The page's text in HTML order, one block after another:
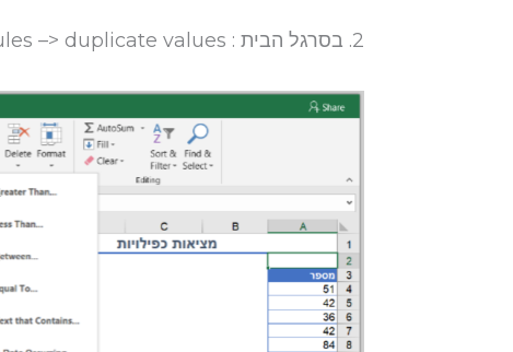
2. בסרגל הבית : conditional formatting –> highlight cell rules –> duplicate values